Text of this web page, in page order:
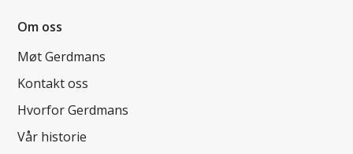
Om oss
Møt Gerdmans
Kontakt oss
Hvorfor Gerdmans
Vår historie